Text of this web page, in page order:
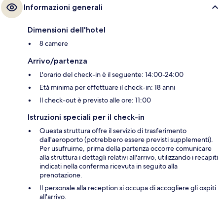
Informazioni generali
Dimensioni dell'hotel
8 camere
Arrivo/partenza
L'orario del check-in è il seguente: 14:00-24:00
Età minima per effettuare il check-in: 18 anni
Il check-out è previsto alle ore: 11:00
Istruzioni speciali per il check-in
Questa struttura offre il servizio di trasferimento
dall'aeroporto (potrebbero essere previsti supplementi).
Per usufruirne, prima della partenza occorre comunicare
alla struttura i dettagli relativi all'arrivo, utilizzando i recapiti
indicati nella conferma ricevuta in seguito alla
prenotazione.
Il personale alla reception si occupa di accogliere gli ospiti
all'arrivo.